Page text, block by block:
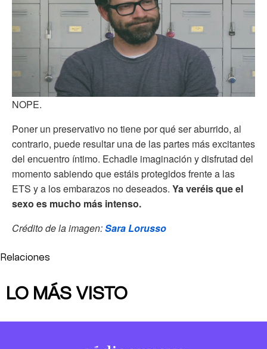
NOPE.
Poner un preservativo no tiene por qué ser aburrido, al
contrario, puede resultar una de las partes más excitantes
del encuentro íntimo. Echadle imaginación y disfrutad del
momento sabiendo que estáis protegidos frente a las
ETS y a los embarazos no deseados. Ya veréis que el
sexo es mucho más intenso.
Crédito de la imagen:Sara Lorusso
Relaciones
LO MÁS VISTO